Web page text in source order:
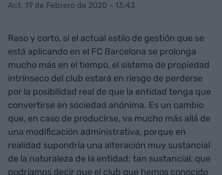
Act. 19 de Febrero de 2020 - 13:43
Raso y corto, si el actual estilo de gestión que se
está aplicando en el FC Barcelona se prolonga
mucho más en el tiempo, el sistema de propiedad
intrínseco del club estará en riesgo de perderse
por la posibilidad real de que la entidad tenga que
convertirse en sociedad anónima. Es un cambio
que, en caso de producirse, va mucho más allá de
una modificación administrativa, porque en
realidad supondría una alteración muy sustancial
de la naturaleza de la entidad; tan sustancial, que
podríamos decir que el club que hemos conocido